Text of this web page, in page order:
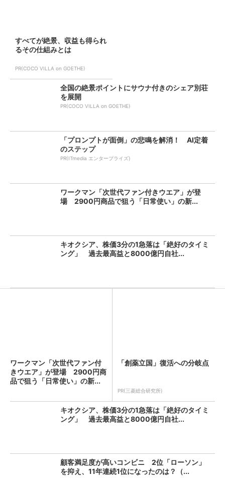
すべてが絶景、収益も得られ
るその仕組みとは
PR(COCO VILLA on GOETHE)
全国の絶景ポイントにサウナ付きのシェア別荘
を展開
PR(COCO VILLA on GOETHE)
「プロンプトが面倒」の悲鳴を解消！ AI定着
のステップ
PR(ITmedia エンタープライズ)
ワークマン「次世代ファン付きウエア」が登
場 2900円商品で狙う「日常使い」の新...
キオクシア、株価3分の1急落は「絶好のタイミ
ング」 過去最高益と8000億円自社...
ワークマン「次世代ファン付
きウエア」が登場 2900円商
品で狙う「日常使い」の新...
「創薬立国」復活への分岐点
PR(三菱総合研究所)
キオクシア、株価3分の1急落は「絶好のタイミ
ング」 過去最高益と8000億円自社...
顧客満足度が高いコンビニ 2位「ローソン」
を抑え、11年連続1位になったのは？（...